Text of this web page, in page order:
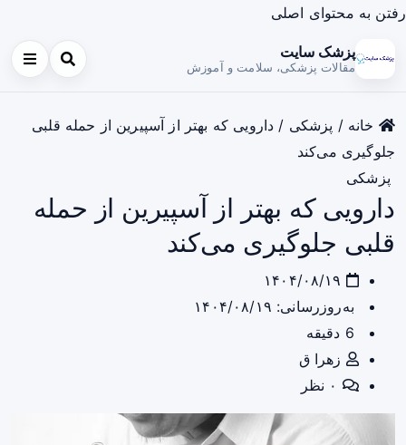
رفتن به محتوای اصلی
پزشک سایت
مقالات پزشکی، سلامت و آموزش
خانه / پزشکی / دارویی که بهتر از آسپیرین از حمله قلبی
جلوگیری می‌کند
پزشکی
دارویی که بهتر از آسپیرین از حمله
قلبی جلوگیری می‌کند
به‌روزرسانی: ۱۴۰۴/۰۸/۱۹
زهرا ق